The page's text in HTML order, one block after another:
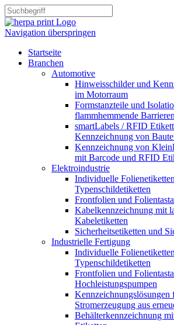
Navigation überspringen
Startseite
Branchen
Automotive
Hinweisschilder und
im Motorraum
Formstanzteile und
flammhemmende Barrieren
smartLabels / RFID
Kennzeichnung von
Kennzeichnung von
mit Barcode und RFID
Elektroindustrie
Individuelle
Typenschildetiketten
Frontfolien und
Kabelkennzeichnung mit
Kabeletiketten
Sicherheitsetiketten und
Industrielle Fertigung
Individuelle
Typenschildetiketten
Frontfolien und
Hochleistungspumpen
Kennzeichnungslösungen
Stromerzeugung aus
Behälterkennzeichnung